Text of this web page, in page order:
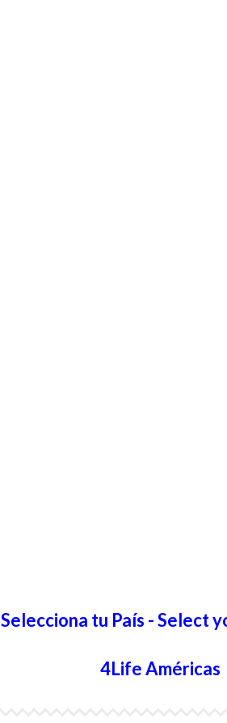
Selecciona tu País - Select
4Life Américas